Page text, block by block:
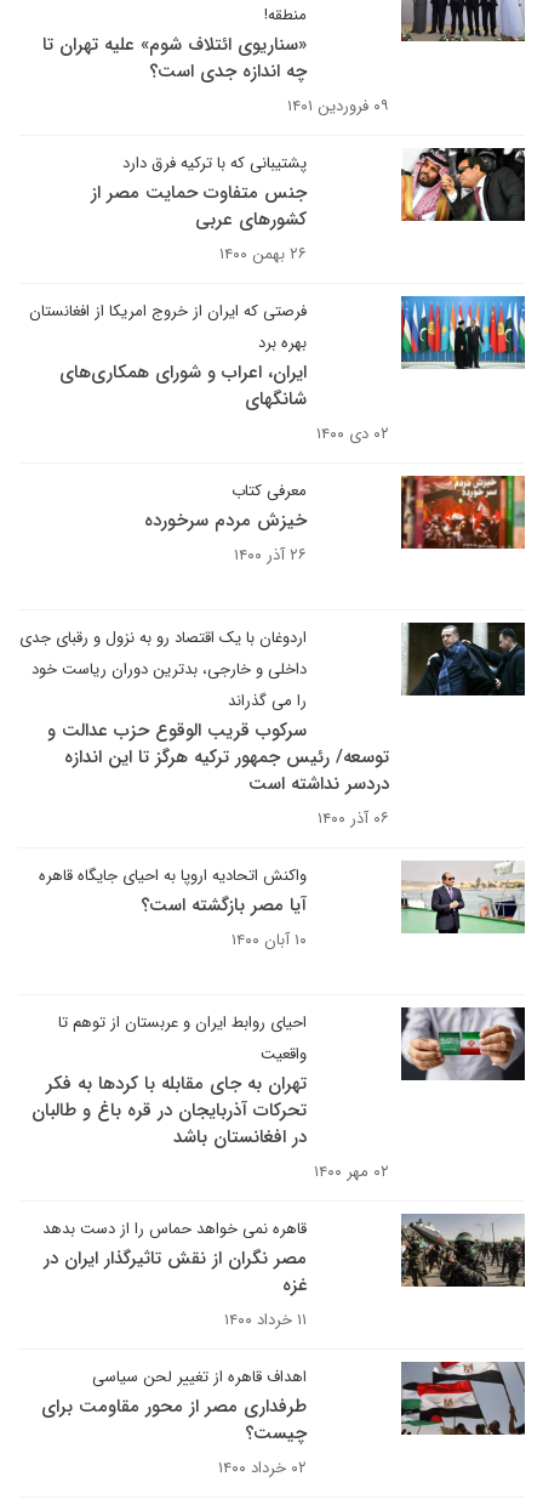
منطقه!
«سناریوی ائتلاف شوم» علیه تهران تا
چه اندازه جدی است؟
۰۹ فروردین ۱۴۰۱
پشتیبانی که با ترکیه فرق دارد
جنس متفاوت حمایت مصر از
کشورهای عربی
۲۶ بهمن ۱۴۰۰
فرصتی که ایران از خروج امریکا از افغانستان
بهره برد
ایران، اعراب و شورای همکاری‌های
شانگهای
۰۲ دی ۱۴۰۰
معرفی کتاب
خیزش مردم سرخورده
۲۶ آذر ۱۴۰۰
اردوغان با یک اقتصاد رو به نزول و رقبای جدی
داخلی و خارجی، بدترین دوران ریاست خود
را می گذراند
سرکوب قریب الوقوع حزب عدالت و
توسعه/ رئیس جمهور ترکیه هرگز تا این اندازه
دردسر نداشته است
۰۶ آذر ۱۴۰۰
واکنش اتحادیه اروپا به احیای جایگاه قاهره
آیا مصر بازگشته است؟
۱۰ آبان ۱۴۰۰
احیای روابط ایران و عربستان از توهم تا
واقعیت
تهران به جای مقابله با کردها به فکر
تحرکات آذربایجان در قره باغ و طالبان
در افغانستان باشد
۰۲ مهر ۱۴۰۰
قاهره نمی خواهد حماس را از دست بدهد
مصر نگران از نقش تاثیرگذار ایران در
غزه
۱۱ خرداد ۱۴۰۰
اهداف قاهره از تغییر لحن سیاسی
طرفداری مصر از محور مقاومت برای
چیست؟
۰۲ خرداد ۱۴۰۰